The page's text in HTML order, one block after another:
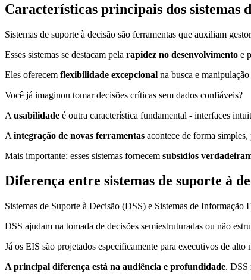
Características principais dos sistemas
Sistemas de suporte à decisão são ferramentas que auxiliam
Esses sistemas se destacam pela rapidez no desenvolvimento e
Eles oferecem flexibilidade excepcional na busca e
Você já imaginou tomar decisões críticas sem dados confiáveis?
A usabilidade é outra característica fundamental - interfaces
A integração de novas ferramentas acontece de forma
Mais importante: esses sistemas fornecem subsídios
Diferença entre sistemas de suporte à
Sistemas de Suporte à Decisão (DSS) e Sistemas de
DSS ajudam na tomada de decisões semiestruturadas ou não
Já os EIS são projetados especificamente para executivos de
A principal diferença está na audiência e profundidade. DSS